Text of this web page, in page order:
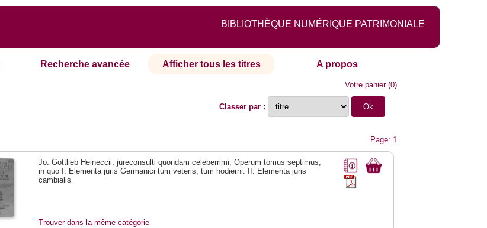
BIBLIOTHÈQUE NUMÉRIQUE PATRIMONIALE
Recherche avancée Afficher tous les titres A propos
Votre panier(0)
Classer par :
Page: 1
Jo. Gottlieb Heineccii, jureconsulti quondam celeberrimi, Operum tomus septimus,
in quo I. Elementa juris Germanici tum veteris, tum hodierni. II. Elementa juris
cambialis
Trouver dans la même catégorie